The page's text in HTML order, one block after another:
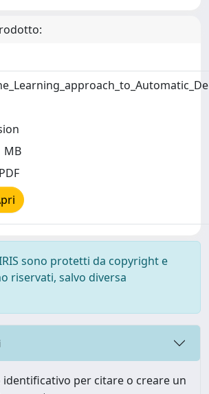
MB
sono protetti da copyright e
riservati, salvo diversa
identificativo per citare o creare un